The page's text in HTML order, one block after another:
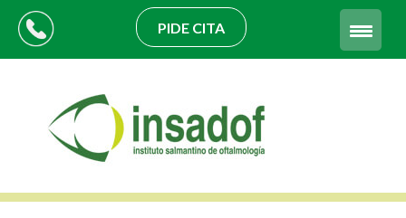
PIDE CITA